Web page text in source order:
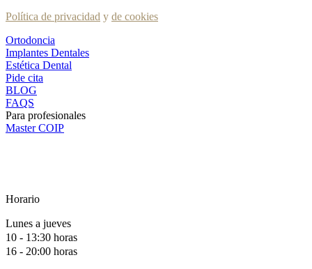
Política de privacidad y de cookies
Ortodoncia
Implantes Dentales
Estética Dental
Pide cita
BLOG
FAQS
Para profesionales
Master COIP
Horario
Lunes a jueves
10 - 13:30 horas
16 - 20:00 horas